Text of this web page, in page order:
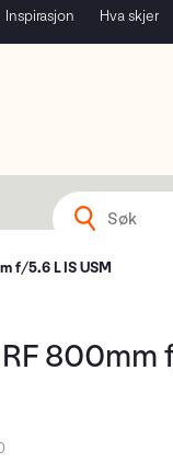
Inspirasjon Hva skjer
f/5.6 L IS USM
800mm